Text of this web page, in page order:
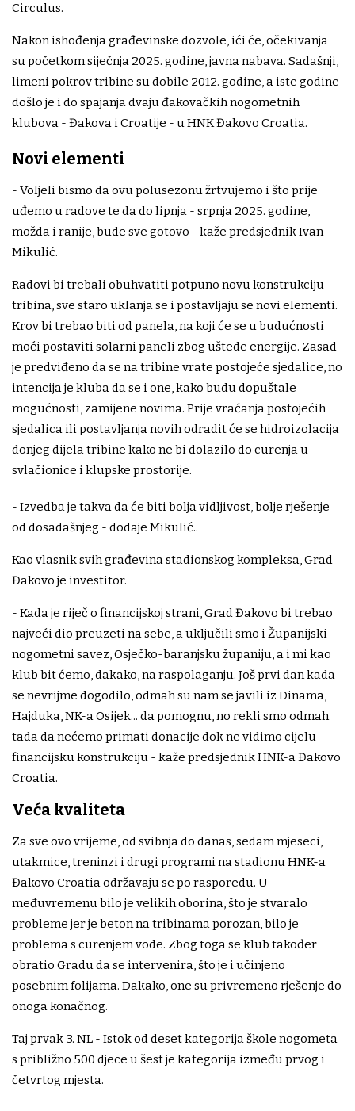
Circulus.
Nakon ishođenja građevinske dozvole, ići će, očekivanja
su početkom siječnja 2025. godine, javna nabava. Sadašnji,
limeni pokrov tribine su dobile 2012. godine, a iste godine
došlo je i do spajanja dvaju đakovačkih nogometnih
klubova - Đakova i Croatije - u HNK Đakovo Croatia.
Novi elementi
- Voljeli bismo da ovu polusezonu žrtvujemo i što prije
uđemo u radove te da do lipnja - srpnja 2025. godine,
možda i ranije, bude sve gotovo - kaže predsjednik Ivan
Mikulić.
Radovi bi trebali obuhvatiti potpuno novu konstrukciju
tribina, sve staro uklanja se i postavljaju se novi elementi.
Krov bi trebao biti od panela, na koji će se u budućnosti
moći postaviti solarni paneli zbog uštede energije. Zasad
je predviđeno da se na tribine vrate postojeće sjedalice, no
intencija je kluba da se i one, kako budu dopuštale
mogućnosti, zamijene novima. Prije vraćanja postojećih
sjedalica ili postavljanja novih odradit će se hidroizolacija
donjeg dijela tribine kako ne bi dolazilo do curenja u
svlačionice i klupske prostorije.
- Izvedba je takva da će biti bolja vidljivost, bolje rješenje
od dosadašnjeg - dodaje Mikulić..
Kao vlasnik svih građevina stadionskog kompleksa, Grad
Đakovo je investitor.
- Kada je riječ o financijskoj strani, Grad Đakovo bi trebao
najveći dio preuzeti na sebe, a uključili smo i Županijski
nogometni savez, Osječko-baranjsku županiju, a i mi kao
klub bit ćemo, dakako, na raspolaganju. Još prvi dan kada
se nevrijme dogodilo, odmah su nam se javili iz Dinama,
Hajduka, NK-a Osijek... da pomognu, no rekli smo odmah
tada da nećemo primati donacije dok ne vidimo cijelu
financijsku konstrukciju - kaže predsjednik HNK-a Đakovo
Croatia.
Veća kvaliteta
Za sve ovo vrijeme, od svibnja do danas, sedam mjeseci,
utakmice, treninzi i drugi programi na stadionu HNK-a
Đakovo Croatia održavaju se po rasporedu. U
međuvremenu bilo je velikih oborina, što je stvaralo
probleme jer je beton na tribinama porozan, bilo je
problema s curenjem vode. Zbog toga se klub također
obratio Gradu da se intervenira, što je i učinjeno
posebnim folijama. Dakako, one su privremeno rješenje do
onoga konačnog.
Taj prvak 3. NL - Istok od deset kategorija škole nogometa
s približno 500 djece u šest je kategorija između prvog i
četvrtog mjesta.